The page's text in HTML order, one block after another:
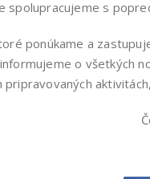
spolupracujeme s
ponúkame a
o všetkých
pripravovaných